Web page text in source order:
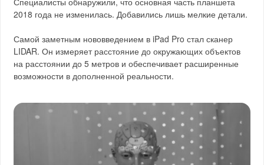
2018 года не изменилась. Добавились лишь мелкие детали.
Самой заметным нововведением в iPad Pro стал сканер
LIDAR. Он измеряет расстояние до окружающих объектов
на расстоянии до 5 метров и обеспечивает расширенные
возможности в дополненной реальности.